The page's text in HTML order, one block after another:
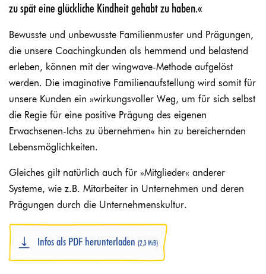
zu spät eine glückliche Kindheit gehabt zu haben.«
Bewusste und unbewusste Familienmuster und Prägungen,
die unsere Coachingkunden als hemmend und belastend
erleben, können mit der wingwave-Methode aufgelöst
werden. Die imaginative Familienaufstellung wird somit für
unsere Kunden ein »wirkungsvoller Weg, um für sich selbst
die Regie für eine positive Prägung des eigenen
Erwachsenen-Ichs zu übernehmen« hin zu bereichernden
Lebensmöglichkeiten.
Gleiches gilt natürlich auch für »Mitglieder« anderer
Systeme, wie z.B. Mitarbeiter in Unternehmen und deren
Prägungen durch die Unternehmenskultur.
Infos als PDF herunterladen (2,3 MiB)